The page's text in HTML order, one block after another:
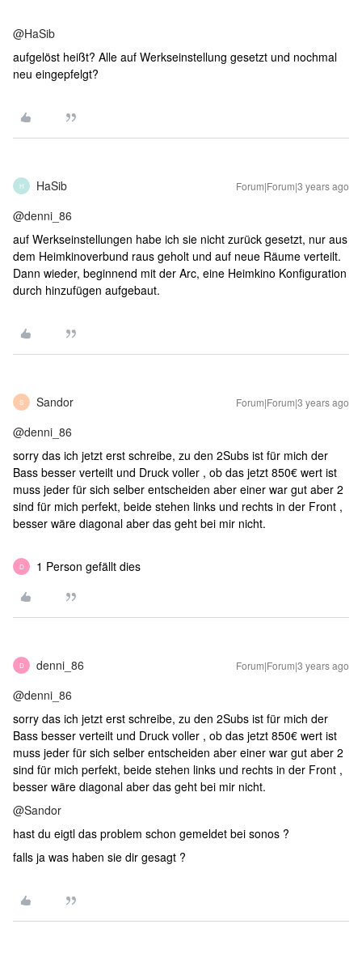
@HaSib
aufgelöst heißt? Alle auf Werkseinstellung gesetzt und nochmal
neu eingepfelgt?
H HaSib Forum|Forum|3 years ago
@denni_86
auf Werkseinstellungen habe ich sie nicht zurück gesetzt, nur aus
dem Heimkinoverbund raus geholt und auf neue Räume verteilt.
Dann wieder, beginnend mit der Arc, eine Heimkino Konfiguration
durch hinzufügen aufgebaut.
S Sandor Forum|Forum|3 years ago
@denni_86
sorry das ich jetzt erst schreibe, zu den 2Subs ist für mich der
Bass besser verteilt und Druck voller , ob das jetzt 850€ wert ist
muss jeder für sich selber entscheiden aber einer war gut aber 2
sind für mich perfekt, beide stehen links und rechts in der Front ,
besser wäre diagonal aber das geht bei mir nicht.
D 1 Person gefällt dies
D denni_86 Forum|Forum|3 years ago
@denni_86
sorry das ich jetzt erst schreibe, zu den 2Subs ist für mich der
Bass besser verteilt und Druck voller , ob das jetzt 850€ wert ist
muss jeder für sich selber entscheiden aber einer war gut aber 2
sind für mich perfekt, beide stehen links und rechts in der Front ,
besser wäre diagonal aber das geht bei mir nicht.
@Sandor
hast du eigtl das problem schon gemeldet bei sonos ?
falls ja was haben sie dir gesagt ?